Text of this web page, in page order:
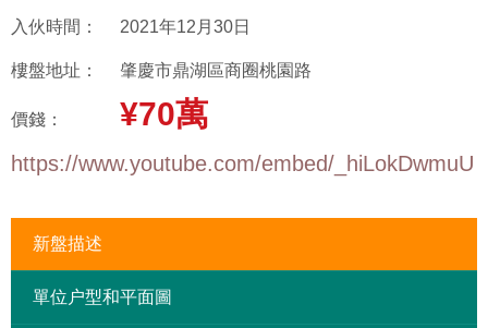
入伙時間： 2021年12月30日
樓盤地址： 肇慶市鼎湖區商圈桃園路
價錢： ¥70萬
https://www.youtube.com/embed/_hiLokDwmuU
新盤描述
單位户型和平面圖